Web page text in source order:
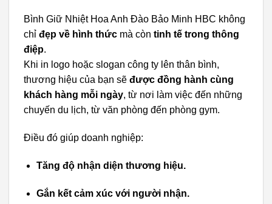
Bình Giữ Nhiệt Hoa Anh Đào Bảo Minh HBC không
chỉ đẹp về hình thức mà còn tinh tế trong thông
điệp.
Khi in logo hoặc slogan công ty lên thân bình,
thương hiệu của bạn sẽ được đồng hành cùng
khách hàng mỗi ngày, từ nơi làm việc đến những
chuyến du lịch, từ văn phòng đến phòng gym.
Điều đó giúp doanh nghiệp:
Tăng độ nhận diện thương hiệu.
Gắn kết cảm xúc với người nhận.